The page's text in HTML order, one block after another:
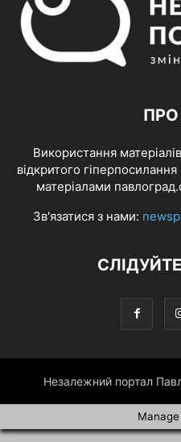
Використання
відкритого
матеріалами
Зв'язатися з нами:
Незалежний портал